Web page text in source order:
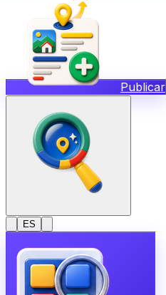
Publicar
ES